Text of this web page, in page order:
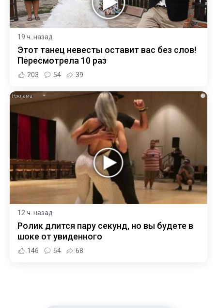
19 ч. назад
Этот танец невесты оставит вас без слов!
Пересмотрела 10 раз
203 54 39
i
12 ч. назад
Ролик длится пару секунд, но вы будете в
шоке от увиденного
146 54 68